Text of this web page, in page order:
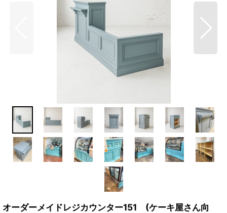
オーダーメイドレジカウンター151 (ケーキ屋さん向